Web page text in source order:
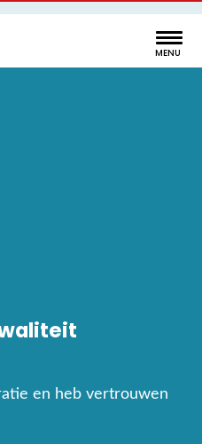
en heb vertrouwen